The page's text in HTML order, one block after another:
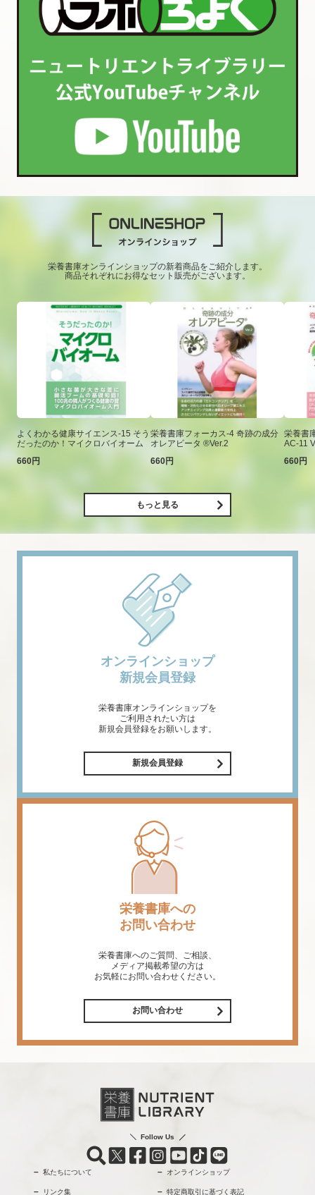
栄養書庫オンラインショップの新着商品をご紹介します。
商品それぞれにお得なセット販売がございます。
よくわかる健康サイエンス-15 そう
だったのか！マイクロバイオーム
660円
栄養書庫フォーカス-4 奇跡の成分
オレアビータ ®Ver.2
660円
栄養書
AC-11
660円
もっと見る
オンラインショップ
新規会員登録
栄養書庫オンラインショップを
ご利用されたい方は
新規会員登録をお願いします。
新規会員登録
栄養書庫への
お問い合わせ
栄養書庫へのご質問、ご相談、
メディア掲載希望の方は
お気軽にお問い合わせください。
お問い合わせ
Follow Us
私たちについて オンラインショップ
リンク集 特定商取引に基づく表記